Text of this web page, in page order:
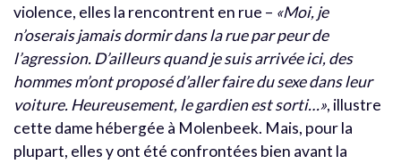
violence, elles la rencontrent en rue – «Moi, je
n’oserais jamais dormir dans la rue par peur de
l’agression. D’ailleurs quand je suis arrivée ici, des
hommes m’ont proposé d’aller faire du sexe dans leur
voiture. Heureusement, le gardien est sorti…», illustre
cette dame hébergée à Molenbeek. Mais, pour la
plupart, elles y ont été confrontées bien avant la